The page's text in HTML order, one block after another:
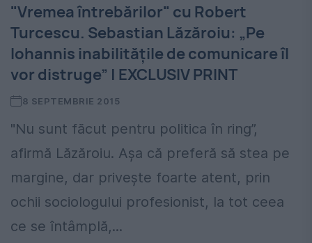
"Vremea întrebărilor" cu Robert
Turcescu. Sebastian Lăzăroiu: „Pe
Iohannis inabilitățile de comunicare îl
vor distruge” | EXCLUSIV PRINT
8 SEPTEMBRIE 2015
"Nu sunt făcut pentru politica în ring”,
afirmă Lăzăroiu. Așa că preferă să stea pe
margine, dar privește foarte atent, prin
ochii sociologului profesionist, la tot ceea
ce se întâmplă,...